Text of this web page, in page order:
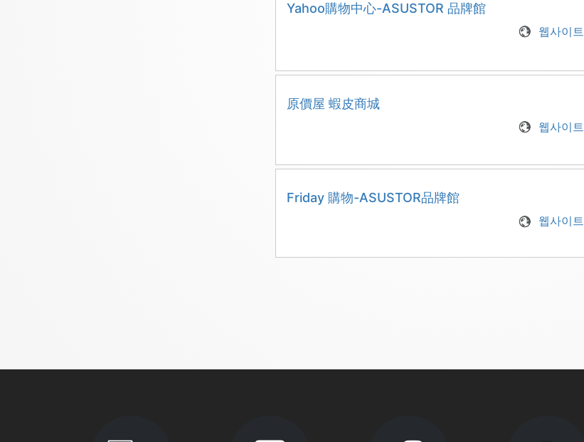
Yahoo購物中心-ASUSTOR 品牌館
웹사이트
原價屋 蝦皮商城
웹사이트
Friday 購物-ASUSTOR品牌館
웹사이트